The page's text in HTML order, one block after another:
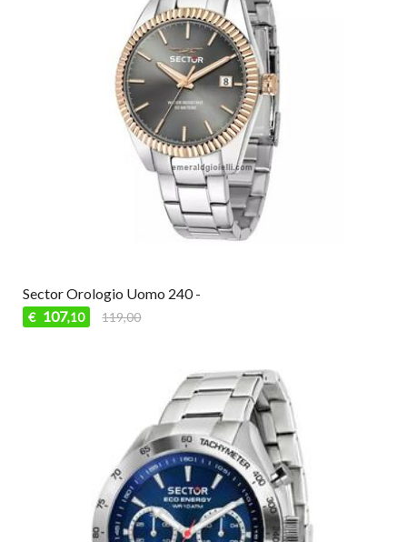
Sector Orologio Uomo 240 -
€ 107,10 119,00